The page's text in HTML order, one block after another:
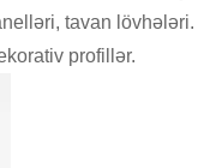
tavan lövhələri.
profillər.